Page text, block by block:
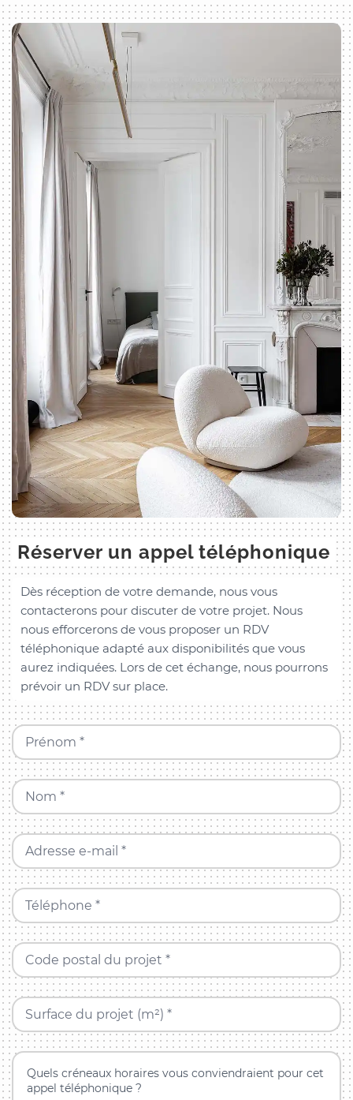
Réserver un appel téléphonique
Dès réception de votre demande, nous vous
contacterons pour discuter de votre projet. Nous
nous efforcerons de vous proposer un RDV
téléphonique adapté aux disponibilités que vous
aurez indiquées. Lors de cet échange, nous pourrons
prévoir un RDV sur place.
Prénom *
Nom *
Adresse e-mail *
Téléphone *
Code postal du projet *
Surface du projet (m²) *
Quels créneaux horaires vous conviendraient pour cet
appel téléphonique ?